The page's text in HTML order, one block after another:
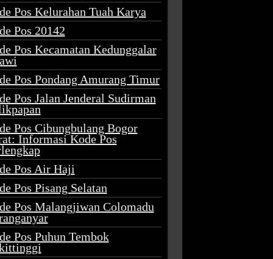
Pos Kelurahan Tuah Karya
Pos 20142
Pos Kecamatan Kedunggalar
Pos Pondang Amurang Timur
Pos Jalan Jenderal Sudirman
Pos Cibungbulang Bogor
Informasi Kode Pos
Pos Air Haji
Pos Pisang Selatan
Pos Malangjiwan Colomadu
Pos Puhun Tembok